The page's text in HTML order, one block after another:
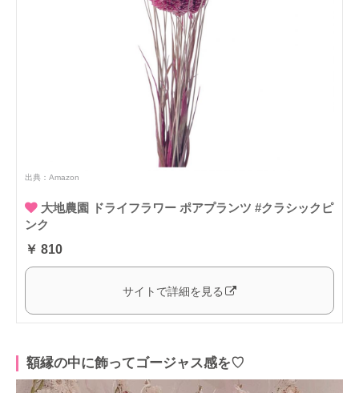
出典： Amazon
大地農園 ドライフラワー ポアプランツ #クラシックピ
ンク
￥ 810
サイトで詳細を見る
額縁の中に飾ってゴージャス感を♡